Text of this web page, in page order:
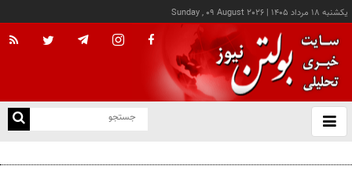
يکشنبه ۱۸ مرداد ۱۴۰۵ |
Sunday , 09 August 2026
باز
و